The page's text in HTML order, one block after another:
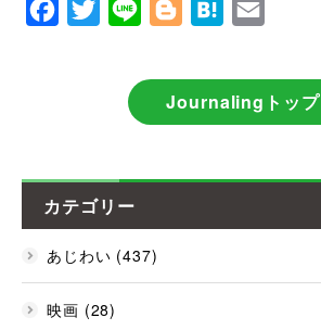
Facebook
TwitterLine BloggerHatena
Journalingトップ
カテゴリー
あじわい (437)
映画 (28)